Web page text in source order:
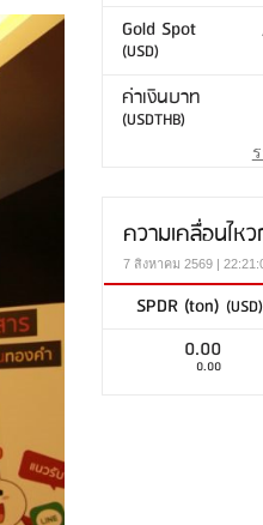
Gold Spot
(USD)
ค่าเงินบาท
(USDTHB)
ความเคลื่อนไห
7 สิงหาคม 2569 |
SPDR (ton) (USD)
0.00
0.00